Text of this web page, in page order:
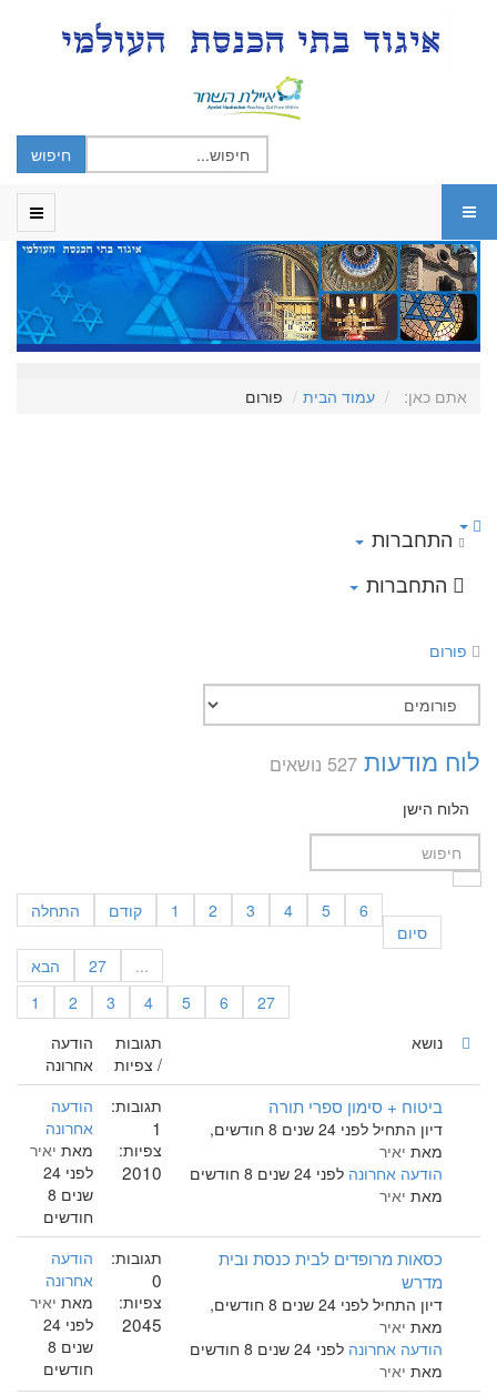
אתם כאן: עמוד הבית פורום
התחברות
התחברות
פורום
לוח מודעות 527 נושאים
הלוח הישן
התחלה קודם 1 2 3 4 5 6
...
27 הבא
סיום
1 2 3 4 5 6
27
נושא
תגובות
/ צפיות
הודעה
אחרונה
ביטוח + סימון ספרי תורה
דיון התחיל לפני 24 שנים 8 חודשים,
מאת יאיר
הודעה אחרונה לפני 24 שנים 8 חודשים
מאת יאיר
תגובות:
1
צפיות:
2010
הודעה
אחרונה
מאת יאיר
לפני 24
שנים 8
חודשים
כסאות מרופדים לבית כנסת ובית
מדרש
דיון התחיל לפני 24 שנים 8 חודשים,
מאת יאיר
הודעה אחרונה לפני 24 שנים 8 חודשים
מאת יאיר
תגובות:
0
צפיות:
2045
הודעה
אחרונה
מאת יאיר
לפני 24
שנים 8
חודשים